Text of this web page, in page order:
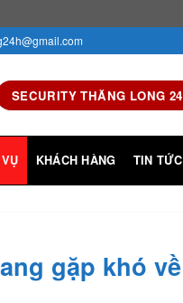
SECURITY THĂNG LONG
KHÁCH HÀNG TIN TỨC
gặp khó